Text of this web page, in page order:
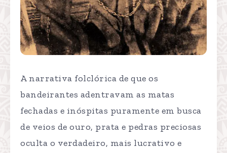
A narrativa folclórica de que os
bandeirantes adentravam as matas
fechadas e inóspitas puramente em busca
de veios de ouro, prata e pedras preciosas
oculta o verdadeiro, mais lucrativo e